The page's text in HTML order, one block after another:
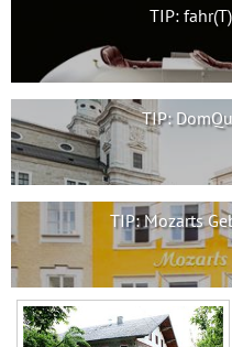
TIP:
TIP:
TIP: Mozarts